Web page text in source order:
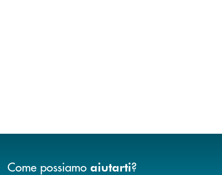
Come possiamo aiutarti?